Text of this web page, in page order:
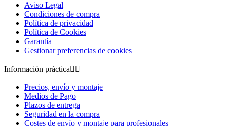
Aviso Legal
Condiciones de compra
Política de privacidad
Política de Cookies
Garantía
Gestionar preferencias de cookies
Información práctica 
Precios, envío y montaje
Medios de Pago
Plazos de entrega
Seguridad en la compra
Costes de envío y montaje para profesionales